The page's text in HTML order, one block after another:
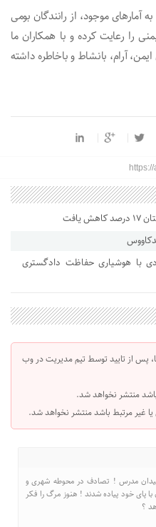
آمارهای موجود، از رانندگان بومی
را رعایت کرده و با همکاران ما
آرام، بانشاط و باخاطره داشته
محکوم مالی ۶۷ میلیاردی با هوشیاری حفاظت دادگستری
پس از تایید توسط تیم مدیریت در وب
منتشر نخواهد شد.
یا غیر مرتبط باشد منتشر نخواهد شد.
۱۷ خرداد ۱۴۰۱ تصادف میدان مدرس ! تصادف در محوطه شهری و
پای خود پیاده شدند ! هنوز مرگ را فکر
؟